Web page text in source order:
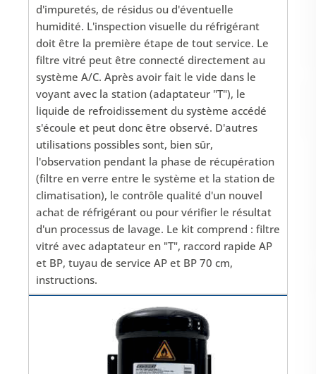
d'impuretés, de résidus ou d'éventuelle
humidité. L'inspection visuelle du réfrigérant
doit être la première étape de tout service. Le
filtre vitré peut être connecté directement au
système A/C. Après avoir fait le vide dans le
voyant avec la station (adaptateur "T"), le
liquide de refroidissement du système accédé
s'écoule et peut donc être observé. D'autres
utilisations possibles sont, bien sûr,
l'observation pendant la phase de récupération
(filtre en verre entre le système et la station de
climatisation), le contrôle qualité d'un nouvel
achat de réfrigérant ou pour vérifier le résultat
d'un processus de lavage. Le kit comprend : filtre
vitré avec adaptateur en "T", raccord rapide AP
et BP, tuyau de service AP et BP 70 cm,
instructions.